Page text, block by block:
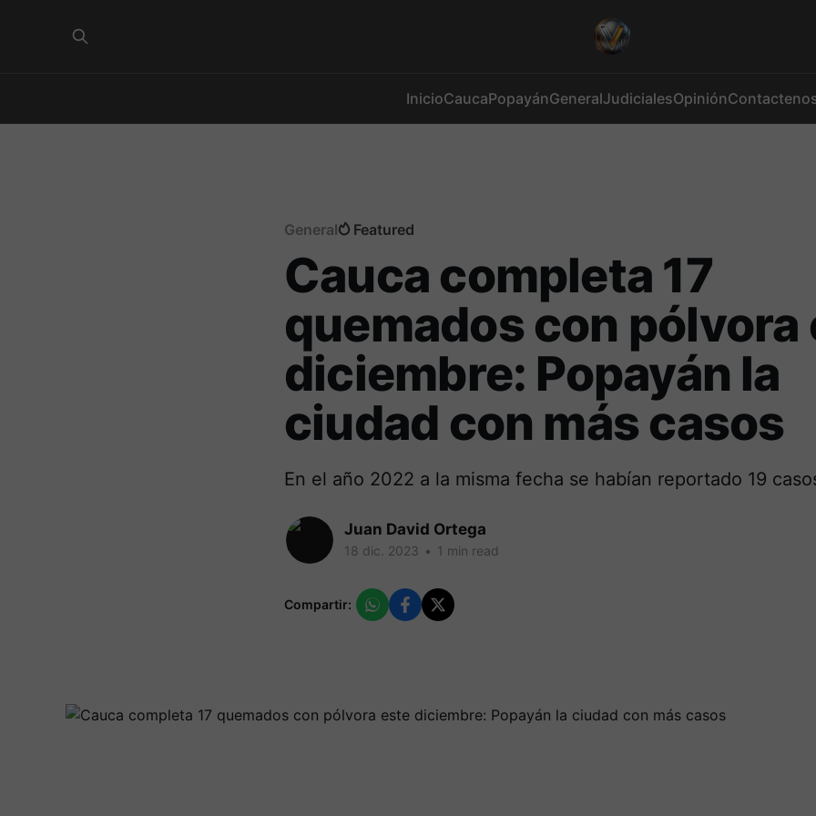
InicioCaucaPopayánGeneralJudicialesOpinión
General Featured
Cauca completa 17
quemados con pólvora
diciembre: Popayán la
ciudad con más casos
En el año 2022 a la misma fecha se habían reportado 19
Juan David Ortega
18 dic. 2023 • 1 min read
Compartir: